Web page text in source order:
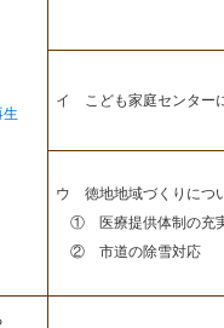
生
イ こども家庭センター
ウ 徳地地域づくりにつ
① 医療提供体制の充
② 市道の除雪対応